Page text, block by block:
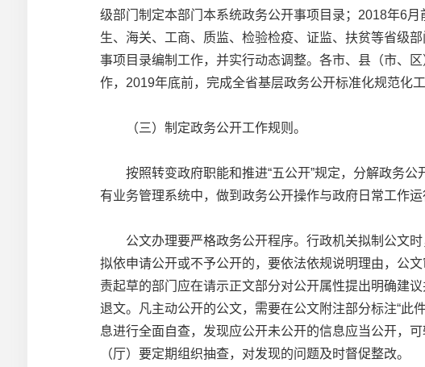
级部门制定本部门本系统政务公开事项目录；2018年6
生、海关、工商、质监、检验检疫、证监、扶贫等省级
事项目录编制工作，并实行动态调整。各市、县（市、
作，2019年底前，完成全省基层政务公开标准化规范化工
（三）制定政务公开工作规则。
按照转变政府职能和推进“五公开”规定，分解政务公
有业务管理系统中，做到政务公开操作与政府日常工作运
公文办理要严格政务公开程序。行政机关拟制公文时
拟依申请公开或不予公开的，要依法依规说明理由，公
责起草的部门应在请示正文部分对公开属性提出明确建
退文。凡主动公开的公文，需要在公文附注部分标注“此
息进行全面自查，发现应公开未公开的信息应当公开，
（厅）要定期组织抽查，对发现的问题及时督促整改。